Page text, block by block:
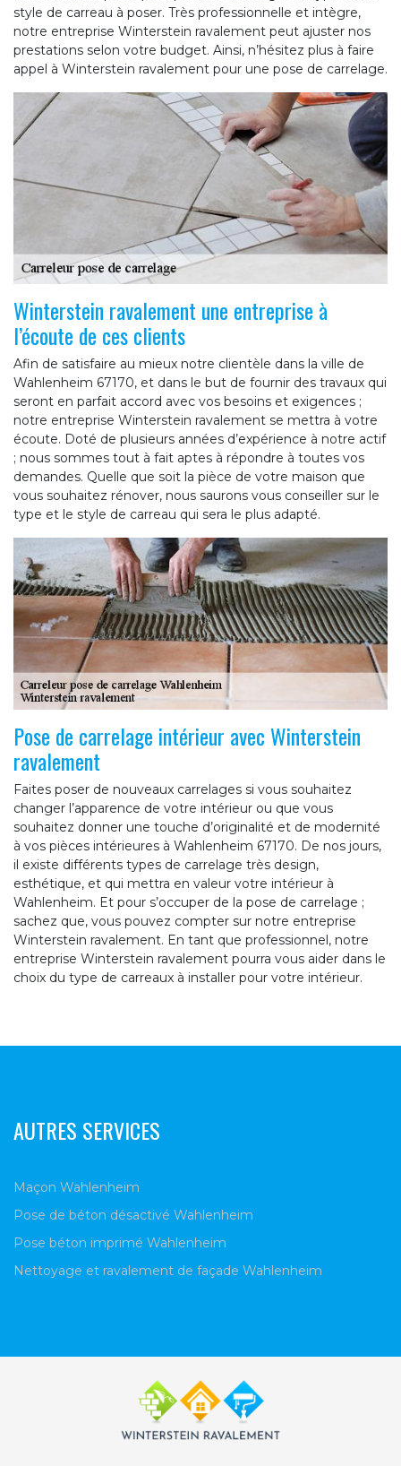
style de carreau à poser. Très professionnelle et intègre,
notre entreprise Winterstein ravalement peut ajuster nos
prestations selon votre budget. Ainsi, n’hésitez plus à faire
appel à Winterstein ravalement pour une pose de carrelage.
Winterstein ravalement une entreprise à
l’écoute de ces clients
Afin de satisfaire au mieux notre clientèle dans la ville de
Wahlenheim 67170, et dans le but de fournir des travaux qui
seront en parfait accord avec vos besoins et exigences ;
notre entreprise Winterstein ravalement se mettra à votre
écoute. Doté de plusieurs années d’expérience à notre actif
; nous sommes tout à fait aptes à répondre à toutes vos
demandes. Quelle que soit la pièce de votre maison que
vous souhaitez rénover, nous saurons vous conseiller sur le
type et le style de carreau qui sera le plus adapté.
Pose de carrelage intérieur avec Winterstein
ravalement
Faites poser de nouveaux carrelages si vous souhaitez
changer l’apparence de votre intérieur ou que vous
souhaitez donner une touche d’originalité et de modernité
à vos pièces intérieures à Wahlenheim 67170. De nos jours,
il existe différents types de carrelage très design,
esthétique, et qui mettra en valeur votre intérieur à
Wahlenheim. Et pour s’occuper de la pose de carrelage ;
sachez que, vous pouvez compter sur notre entreprise
Winterstein ravalement. En tant que professionnel, notre
entreprise Winterstein ravalement pourra vous aider dans le
choix du type de carreaux à installer pour votre intérieur.
AUTRES SERVICES
Maçon Wahlenheim
Pose de béton désactivé Wahlenheim
Pose béton imprimé Wahlenheim
Nettoyage et ravalement de façade Wahlenheim